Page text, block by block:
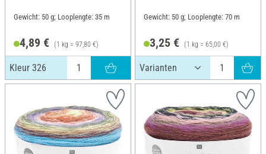
Gewicht: 50 g; Looplengte: 35 m
4,89 € (1 kg = 97,80 €)
Kleur 326
Gewicht: 50 g; Looplengte: 70 m
3,25 € (1 kg = 65,00 €)